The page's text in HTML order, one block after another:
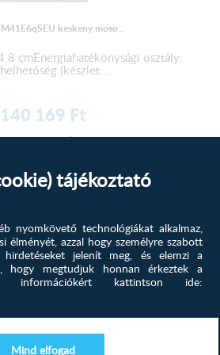
(EPEC) 100 ciklusonként 92
(EEI) 55.9
zajkibocsátási osztály C
keskeny moso...
cmEnergiahatékonysági osztály:
(készlet...
140 169 Ft
MEGTEKINTÉS
tájékoztató
nyomkövető technológiákat alkalmaz,
élményét, azzal hogy személyre szabott
jelenít meg, és elemzi a
hogy megtudjuk honnan érkeztek a
információkért kattintson ide:
Mind elfogad